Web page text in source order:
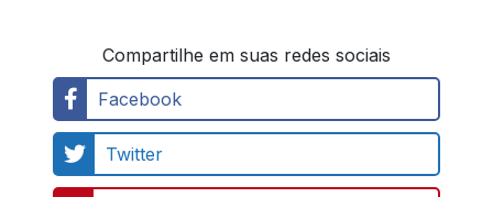
Compartilhe em suas redes sociais
Facebook
Twitter